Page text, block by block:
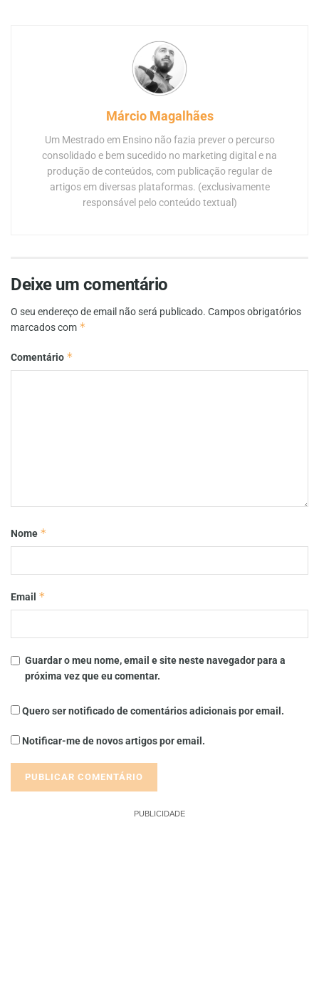
Márcio Magalhães
Um Mestrado em Ensino não fazia prever o percurso
consolidado e bem sucedido no marketing digital e na
produção de conteúdos, com publicação regular de
artigos em diversas plataformas. (exclusivamente
responsável pelo conteúdo textual)
Deixe um comentário
O seu endereço de email não será publicado. Campos obrigatórios
marcados com *
Comentário *
Nome *
Email *
Guardar o meu nome, email e site neste navegador para a
próxima vez que eu comentar.
Quero ser notificado de comentários adicionais por email.
Notificar-me de novos artigos por email.
PUBLICIDADE